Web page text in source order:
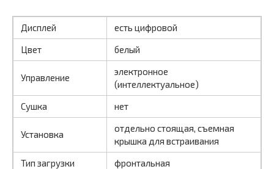
Дисплей
есть цифровой
Цвет
белый
Управление
электронное
(интеллектуальное)
Сушка
нет
Установка
отдельно стоящая, съемная
крышка для встраивания
Тип загрузки
фронтальная